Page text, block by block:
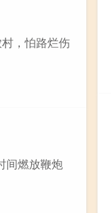
，怕路烂伤
间燃放鞭炮